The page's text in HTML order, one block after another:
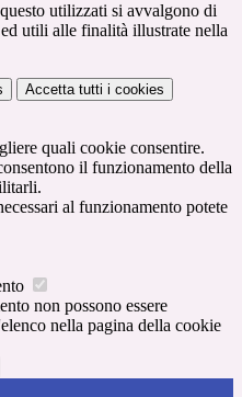
utilizzati si avvalgono di
utili alle finalità illustrate nella
Accetta tutti i cookies
quali cookie consentire.
il funzionamento della
al funzionamento potete
non possono essere
nella pagina della cookie